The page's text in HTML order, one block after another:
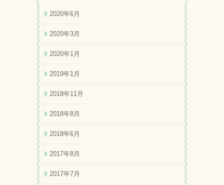
2020年6月
2020年3月
2020年1月
2019年1月
2018年11月
2018年8月
2018年6月
2017年8月
2017年7月